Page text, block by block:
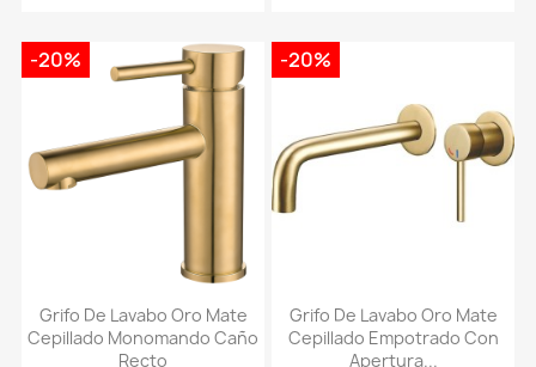
Grifo De Lavabo Oro Mate
Cepillado Monomando Caño
Recto
-20%
Grifo De Lavabo Oro Mate
Cepillado Empotrado Con
Apertura...
-20%